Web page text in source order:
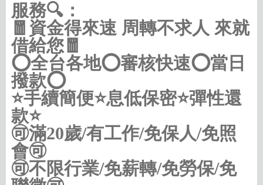
服務🔍：
🧧資金得來速 周轉不求人 來就
借給您🧧
⭕️全台各地⭕️審核快速⭕️當日
撥款⭕️
⭐️手續簡便⭐️息低保密⭐️彈性還
款⭐️
🉑滿20歲/有工作/免保人/免照
會🉑
🉑不限行業/免薪轉/免勞保/免